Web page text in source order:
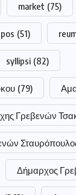
market (75)
pos (51)
syllipsi (82)
(79)
Γρεβενών
Δήμαρχος